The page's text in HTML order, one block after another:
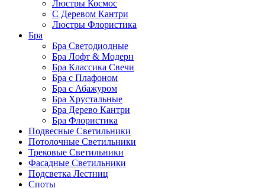
Люстры Космос
С Деревом Кантри
Люстры Флористика
Бра
Бра Светодиодные
Бра Лофт & Модерн
Бра Классика Свечи
Бра с Плафоном
Бра с Абажуром
Бра Хрустальные
Бра Дерево Кантри
Бра Флористика
Подвесные Светильники
Потолочные Светильники
Трековые Светильники
Фасадные Светильники
Подсветка Лестниц
Споты